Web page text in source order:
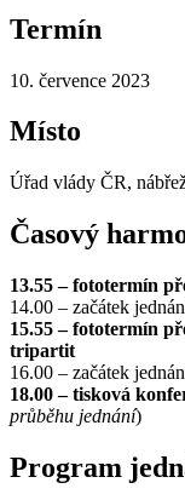
Termín
10. července 2023
Místo
Úřad vlády ČR,
Časový
13.55 – fototermín
14.00 – začátek
15.55 – fototermín
tripartit
16.00 – začátek
18.00 – tisková
průběhu jednání)
Program